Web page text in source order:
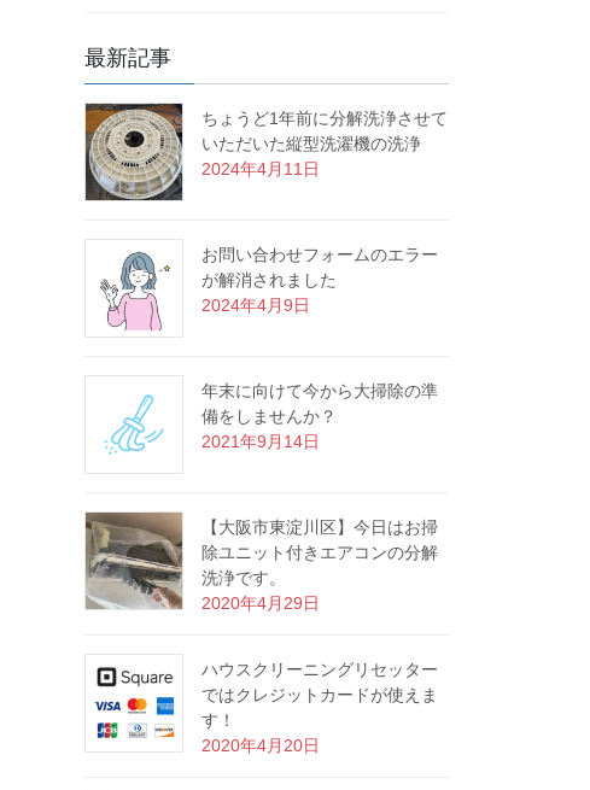
最新記事
ちょうど1年前に分解洗浄させて
いただいた縦型洗濯機の洗浄
2024年4月11日
お問い合わせフォームのエラー
が解消されました
2024年4月9日
年末に向けて今から大掃除の準
備をしませんか？
2021年9月14日
【大阪市東淀川区】今日はお掃
除ユニット付きエアコンの分解
洗浄です。
2020年4月29日
ハウスクリーニングリセッター
ではクレジットカードが使えま
す！
2020年4月20日